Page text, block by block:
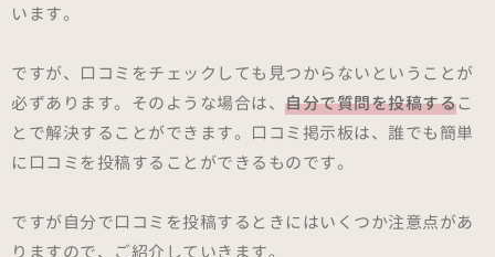
います。
ですが、口コミをチェックしても見つからないということが
必ずあります。そのような場合は、 自分で質問を投稿するこ
とで解決することができます。口コミ掲示板は、誰でも簡単
に口コミを投稿することができるものです。
ですが自分で口コミを投稿するときにはいくつか注意点があ
りますので、ご紹介していきます。